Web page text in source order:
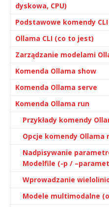
dyskowa, CPU)
Podstawowe komendy
Ollama CLI (co to jest)
Zarządzanie modelami
Komenda Ollama show
Komenda Ollama serve
Komenda Ollama run
Przykłady komendy
Opcje komendy Ollama
Nadpisywanie
Modelfile (-p /
Wprowadzanie
Modele multimodalne